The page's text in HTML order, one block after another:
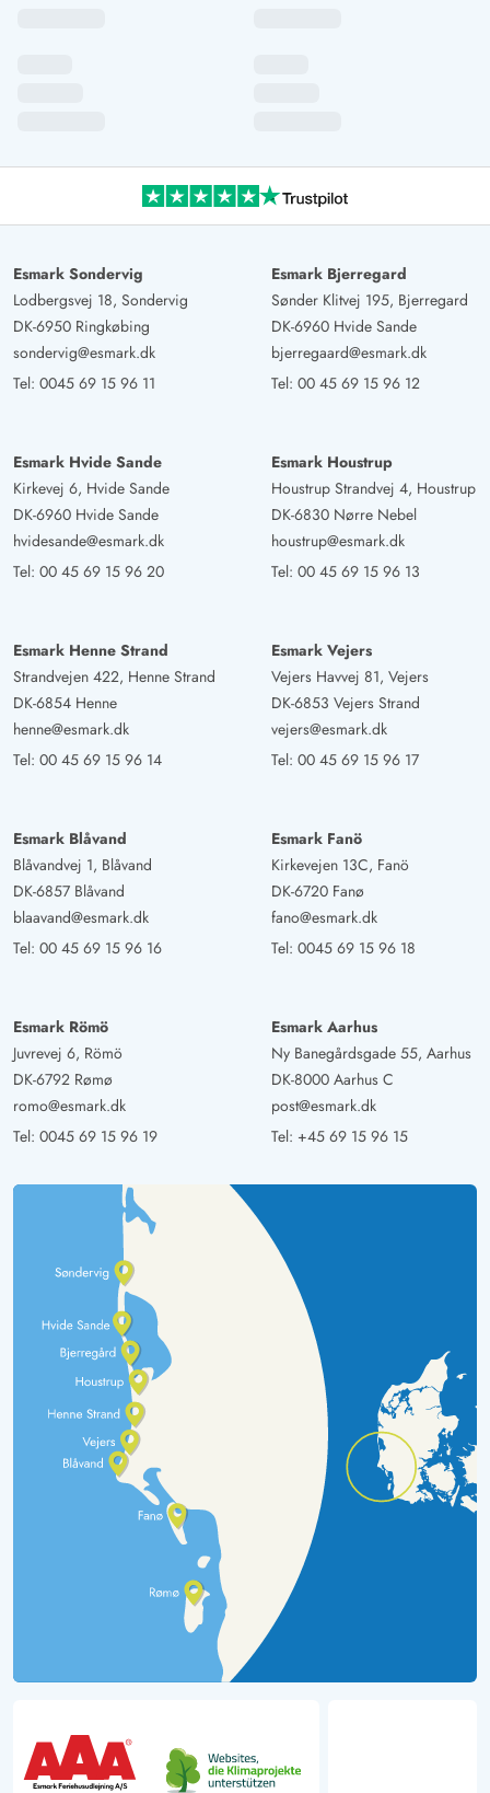
Esmark Sondervig
Lodbergsvej 18, Sondervig
DK-6950 Ringkøbing
sondervig@esmark.dk
Tel: 0045 69 15 96 11
Esmark Bjerregard
Sønder Klitvej 195, Bjerregard
DK-6960 Hvide Sande
bjerregaard@esmark.dk
Tel: 00 45 69 15 96 12
Esmark Hvide Sande
Kirkevej 6, Hvide Sande
DK-6960 Hvide Sande
hvidesande@esmark.dk
Tel: 00 45 69 15 96 20
Esmark Houstrup
Houstrup Strandvej 4, Houstrup
DK-6830 Nørre Nebel
houstrup@esmark.dk
Tel: 00 45 69 15 96 13
Esmark Henne Strand
Strandvejen 422, Henne Strand
DK-6854 Henne
henne@esmark.dk
Tel: 00 45 69 15 96 14
Esmark Vejers
Vejers Havvej 81, Vejers
DK-6853 Vejers Strand
vejers@esmark.dk
Tel: 00 45 69 15 96 17
Esmark Blåvand
Blåvandvej 1, Blåvand
DK-6857 Blåvand
blaavand@esmark.dk
Tel: 00 45 69 15 96 16
Esmark Fanö
Kirkevejen 13C, Fanö
DK-6720 Fanø
fano@esmark.dk
Tel: 0045 69 15 96 18
Esmark Römö
Juvrevej 6, Römö
DK-6792 Rømø
romo@esmark.dk
Tel: 0045 69 15 96 19
Esmark Aarhus
Ny Banegårdsgade 55, Aarhus
DK-8000 Aarhus C
post@esmark.dk
Tel: +45 69 15 96 15